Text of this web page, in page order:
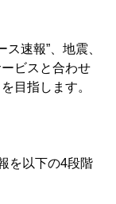
速報”、地震、
ビスと合わせ
目指します。
を以下の4段階